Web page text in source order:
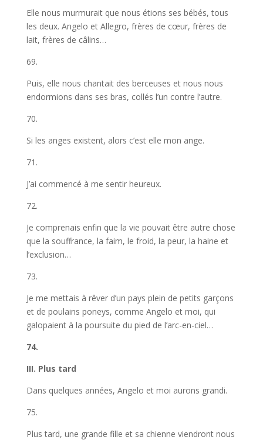
Elle nous murmurait que nous étions ses bébés, tous
les deux. Angelo et Allegro, frères de cœur, frères de
lait, frères de câlins…
69.
Puis, elle nous chantait des berceuses et nous nous
endormions dans ses bras, collés l’un contre l’autre.
70.
Si les anges existent, alors c’est elle mon ange.
71.
J’ai commencé à me sentir heureux.
72.
Je comprenais enfin que la vie pouvait être autre chose
que la souffrance, la faim, le froid, la peur, la haine et
l’exclusion…
73.
Je me mettais à rêver d’un pays plein de petits garçons
et de poulains poneys, comme Angelo et moi, qui
galopaient à la poursuite du pied de l’arc-en-ciel…
74.
III. Plus tard
Dans quelques années, Angelo et moi aurons grandi.
75.
Plus tard, une grande fille et sa chienne viendront nous